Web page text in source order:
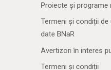
Proiecte și programe
Termeni și condiții
date BNaR
Avertizori în interes
Termeni și condiții